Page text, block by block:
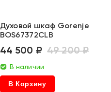
Духовой шкаф Gorenje
BOS67372CLB
44 500 ₽ 49 200 ₽
В наличии
В Корзину